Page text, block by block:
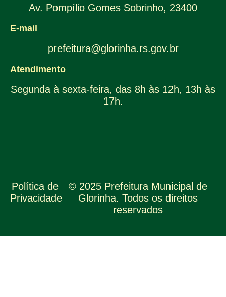
Av. Pompílio Gomes Sobrinho, 23400
E-mail
prefeitura@glorinha.rs.gov.br
Atendimento
Segunda à sexta-feira, das 8h às 12h, 13h às
17h.
Política de
Privacidade
© 2025 Prefeitura Municipal de
Glorinha. Todos os direitos
reservados